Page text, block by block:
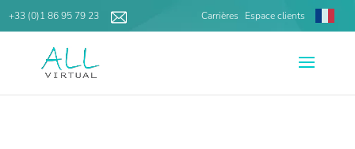
+33 (0)1 86 95 79 23 Carrières Espace clients